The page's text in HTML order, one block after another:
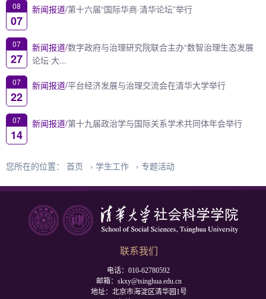
您所在的位置： 首页 › 学生工作 › 专题活动
08
07
新闻报道/第十六届“国际华商·清华论坛”举行
07
27
新闻报道/数字政府与治理研究院联合主办“数智治理生态发展
论坛·大...
07
22
新闻报道/平台经济发展与治理交流会在清华大学举行
07
14
新闻报道/第十九届政治学与国际关系学术共同体年会举行
联系我们
电话：010-62780592
邮箱：skxy@tsinghua.edu.cn
地址：北京市海淀区清华园1号